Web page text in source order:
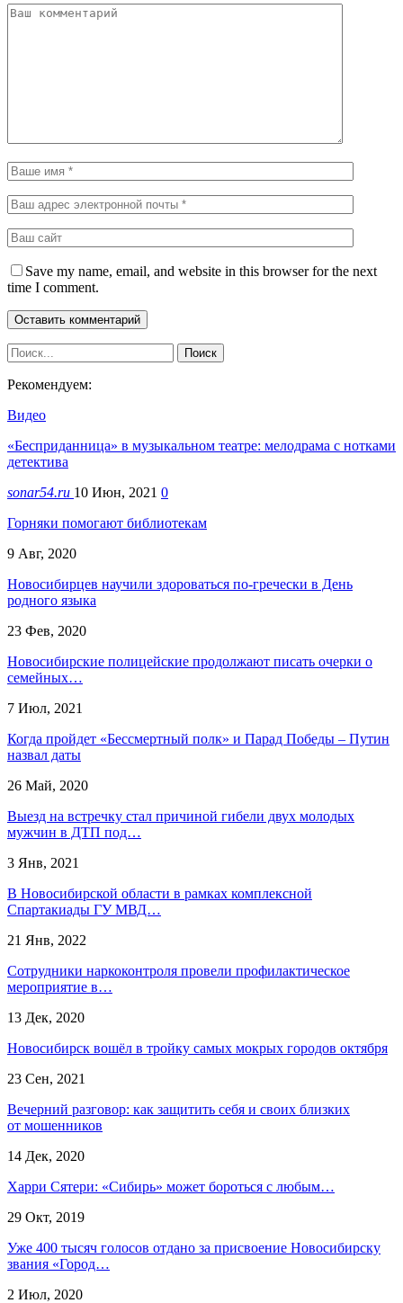
Save my name, email, and website in this browser for the next
time I comment.
Рекомендуем:
Видео
«Бесприданница» в музыкальном театре: мелодрама с нотками
детектива
sonar54.ru 10 Июн, 2021 0
Горняки помогают библиотекам
9 Авг, 2020
Новосибирцев научили здороваться по-гречески в День
родного языка
23 Фев, 2020
Новосибирские полицейские продолжают писать очерки о
семейных…
7 Июл, 2021
Когда пройдет «Бессмертный полк» и Парад Победы – Путин
назвал даты
26 Май, 2020
Выезд на встречку стал причиной гибели двух молодых
мужчин в ДТП под…
3 Янв, 2021
В Новосибирской области в рамках комплексной
Спартакиады ГУ МВД…
21 Янв, 2022
Сотрудники наркоконтроля провели профилактическое
мероприятие в…
13 Дек, 2020
Новосибирск вошёл в тройку самых мокрых городов октября
23 Сен, 2021
Вечерний разговор: как защитить себя и своих близких
от мошенников
14 Дек, 2020
Харри Сятери: «Сибирь» может бороться с любым…
29 Окт, 2019
Уже 400 тысяч голосов отдано за присвоение Новосибирску
звания «Город…
2 Июл, 2020